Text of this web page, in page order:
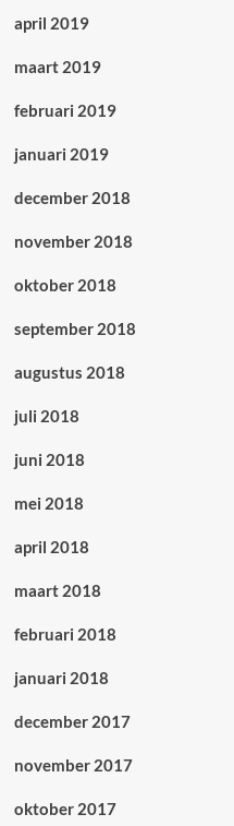
april 2019
maart 2019
februari 2019
januari 2019
december 2018
november 2018
oktober 2018
september 2018
augustus 2018
juli 2018
juni 2018
mei 2018
april 2018
maart 2018
februari 2018
januari 2018
december 2017
november 2017
oktober 2017